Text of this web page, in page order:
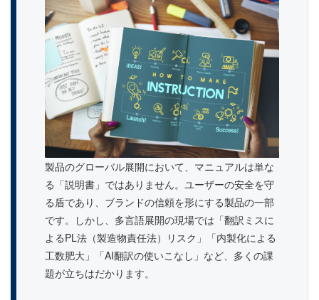
製品のグローバル展開において、マニュアルは単な
る「説明書」ではありません。ユーザーの安全を守
る盾であり、ブランドの信頼を形にする製品の一部
です。しかし、多言語展開の現場では「翻訳ミスに
よるPL法（製造物責任法）リスク」「内製化による
工数肥大」「AI翻訳の使いこなし」など、多くの課
題が立ちはだかります。